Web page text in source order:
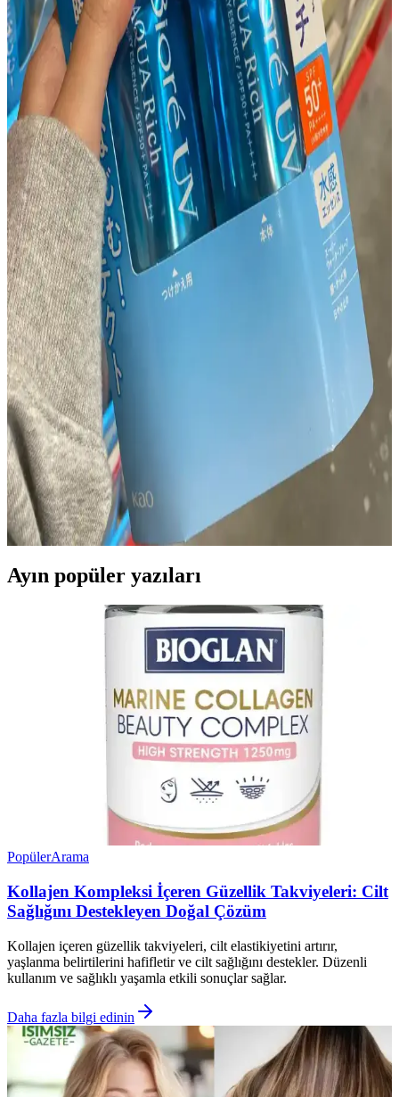
Asya Güzellik Rutini Perspektifinden Kolajen
Üretimini Destekleyen Ürünler ve İçerikler
Asya güzellik rutini kapsamında kolajen üretimini destekleyen
retinol, vitamin C, bakır peptitler ve beslenme önerileri
detaylandırılmıştır. Güneş koruyucu ve cilt yenilenmesini teşvik
eden uygulamalar da ele alınmıştır.
30PlusSkinCare Subreddit'inde Cilt Bakımı
Tartışmaları ve Yaygın Gönderi Türleri İncelemesi
30PlusSkinCare subreddit'inde 30 yaş üstü bireylerin cilt bakımı
deneyimleri, gönderi türleri, cilt tipi önemi ve topluluk içi tartışmalar
detaylı şekilde ele alınıyor. Temel bakım ve yaşlanma yaklaşımları
inceleniyor.
30'lu Yaşlarda Göz Altı ve Nazolabial Çizgilerin
Nedenleri ve Etkili Çözümleri
30 yaş civarında göz altı ve nazolabial çizgilerin oluşumu, ciltteki
yaşlanma belirtileriyle ilişkilidir. Nem kaybı, hacim azalması ve
yaşam tarzı faktörleri çizgileri etkiler. Etkili bakım ve tedavi
yöntemleriyle cilt sağlığı desteklenebilir.
Costco Japonya'da Güneş Koruyucu Ürün
Çeşitliliği, Fiyatlar ve Üyelik Avantajları
Costco Japonya, Japon ve Kore markalarının güneş koruyucularını
dengeli sunuyor. Fiyatlar yerel eczanelerle benzer, ancak paket
avantajları ve üyelik ayrıcalıkları alışverişi cazip kılıyor.
Ayın popüler yazıları
PopülerArama
Kollajen Kompleksi İçeren Güzellik Takviyeleri: Cilt
Sağlığını Destekleyen Doğal Çözüm
Kollajen içeren güzellik takviyeleri, cilt elastikiyetini artırır,
yaşlanma belirtilerini hafifletir ve cilt sağlığını destekler. Düzenli
kullanım ve sağlıklı yaşamla etkili sonuçlar sağlar.
Daha fazla bilgi edinin